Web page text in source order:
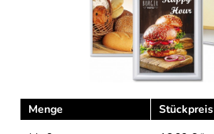
Menge
Stückpreis